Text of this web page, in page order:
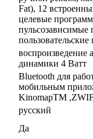
Fat), 12
целевые
пульсозависимые
воспроизведение
динамики 4 Ватт
Bluetooth для
мобильным
KinomapTM
русский
Да